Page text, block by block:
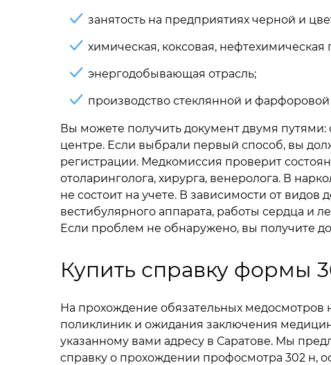
занятость на предприятиях черной и
химическая, коксовая,
энергодобывающая отрасль;
производство стеклянной и
Вы можете получить документ двумя
центре. Если выбрали первый способ, вы
регистрации. Медкомиссия проверит
отоларинголога, хирурга, венеролога. В
не состоит на учете. В зависимости от
вестибулярного аппарата, работы сердца и
Если проблем не обнаружено, вы получите
Купить справку формы
На прохождение обязательных
поликлиник и ожидания заключения
указанному вами адресу в Саратове. Мы
справку о прохождении профосмотра 302 н,